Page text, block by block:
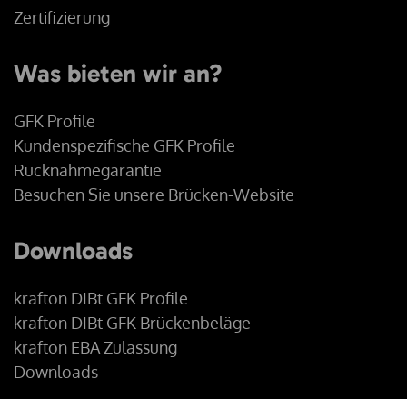
Zertifizierung
Was bieten wir an?
GFK Profile
Kundenspezifische GFK Profile
Rücknahmegarantie
Besuchen Sie unsere Brücken-Website
Downloads
krafton DIBt GFK Profile
krafton DIBt GFK Brückenbeläge
krafton EBA Zulassung
Downloads